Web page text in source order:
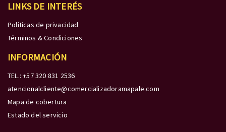
LINKS DE INTERÉS
Políticas de privacidad
Términos & Condiciones
INFORMACIÓN
TEL.: +57 320 831 2536
atencionalcliente@comercializadoramapale.com
Mapa de cobertura
Estado del servicio